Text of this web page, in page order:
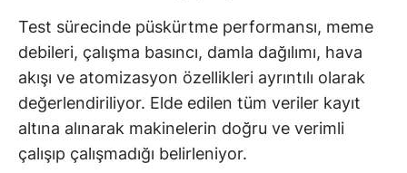
Test sürecinde püskürtme performansı, meme
debileri, çalışma basıncı, damla dağılımı, hava
akışı ve atomizasyon özellikleri ayrıntılı olarak
değerlendiriliyor. Elde edilen tüm veriler kayıt
altına alınarak makinelerin doğru ve verimli
çalışıp çalışmadığı belirleniyor.